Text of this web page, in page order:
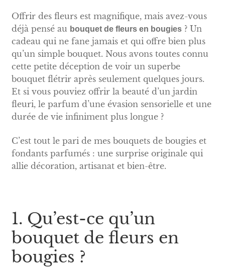
Offrir des fleurs est magnifique, mais avez-vous
déjà pensé au bouquet de fleurs en bougies? Un
cadeau qui ne fane jamais et qui offre bien plus
qu’un simple bouquet. Nous avons toutes connu
cette petite déception de voir un superbe
bouquet flétrir après seulement quelques jours.
Et si vous pouviez offrir la beauté d’un jardin
fleuri, le parfum d’une évasion sensorielle et une
durée de vie infiniment plus longue ?
C’est tout le pari de mes bouquets de bougies et
fondants parfumés : une surprise originale qui
allie décoration, artisanat et bien-être.
1. Qu’est-ce qu’un
bouquet de fleurs en
bougies ?